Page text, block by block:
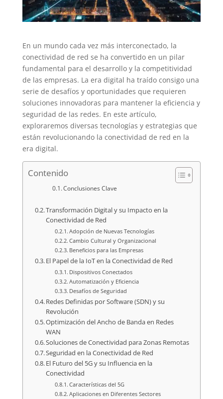
En un mundo cada vez más interconectado, la
conectividad de red se ha convertido en un pilar
fundamental para el desarrollo y la competitividad
de las empresas. La era digital ha traído consigo una
serie de desafíos y oportunidades que requieren
soluciones innovadoras para mantener la eficiencia y
seguridad de las redes. En este artículo,
exploraremos diversas tecnologías y estrategias que
están revolucionando la conectividad de red en la
era digital.
Contenido
Conclusiones Clave
Transformación Digital y su Impacto en la
Conectividad de Red
Adopción de Nuevas Tecnologías
Cambio Cultural y Organizacional
Beneficios para las Empresas
El Papel de la IoT en la Conectividad de Red
Dispositivos Conectados
Automatización y Eficiencia
Desafíos de Seguridad
Redes Definidas por Software (SDN) y su
Revolución
Optimización del Ancho de Banda en Redes
WAN
Soluciones de Conectividad para Zonas Remotas
Seguridad en la Conectividad de Red
El Futuro del 5G y su Influencia en la
Conectividad
Características del 5G
Aplicaciones en Diferentes Sectores